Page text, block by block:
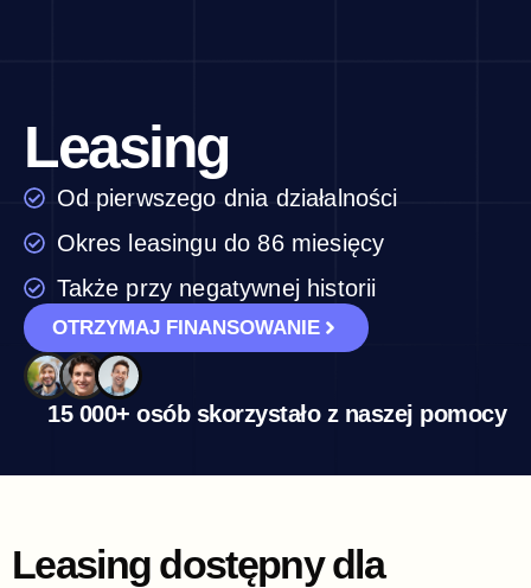
Leasing
Od pierwszego dnia działalności
Okres leasingu do 86 miesięcy
Także przy negatywnej historii
OTRZYMAJ FINANSOWANIE
15 000+ osób skorzystało z naszej pomocy
Leasing dostępny dla